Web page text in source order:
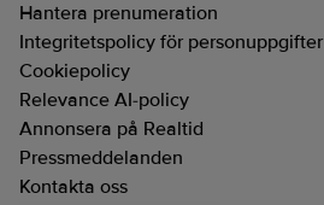
Hantera prenumeration
Integritetspolicy för personuppgifter
Cookiepolicy
Relevance AI-policy
Annonsera på Realtid
Pressmeddelanden
Kontakta oss